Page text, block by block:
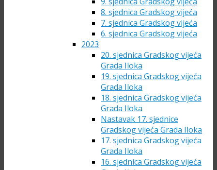
8. sjednica Gradskog vijeća
7. sjednica Gradskog vijeća
6. sjednica Gradskog vijeća
2023
20. sjednica Gradskog vijeća
Grada Iloka
19. sjednica Gradskog vijeća
Grada Iloka
18. sjednica Gradskog vijeća
Grada Iloka
Nastavak 17. sjednice
Gradskog vijeća Grada Iloka
17. sjednica Gradskog vijeća
Grada Iloka
16. sjednica Gradskog vijeća